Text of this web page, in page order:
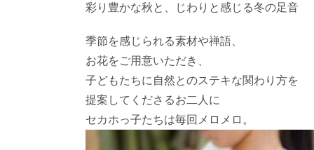
彩り豊かな秋と、じわりと感じる冬の足音
季節を感じられる素材や禅語、
お花をご用意いただき、
子どもたちに自然とのステキな関わり方を
提案してくださるお二人に
セカホっ子たちは毎回メロメロ。